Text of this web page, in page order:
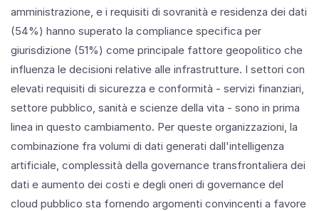
amministrazione, e i requisiti di sovranità e residenza dei dati
(54%) hanno superato la compliance specifica per
giurisdizione (51%) come principale fattore geopolitico che
influenza le decisioni relative alle infrastrutture. I settori con
elevati requisiti di sicurezza e conformità - servizi finanziari,
settore pubblico, sanità e scienze della vita - sono in prima
linea in questo cambiamento. Per queste organizzazioni, la
combinazione fra volumi di dati generati dall'intelligenza
artificiale, complessità della governance transfrontaliera dei
dati e aumento dei costi e degli oneri di governance del
cloud pubblico sta fornendo argomenti convincenti a favore